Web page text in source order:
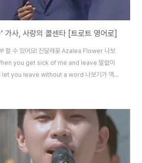
가사, 사랑의 콜센타 [트로트 영어로]
부 할 수 있어요! 진달래꽃 Azalea Flower 나보
you get sick of me and leave 말없이
let you leave without a word 나보기가 역겨
get sick of me and leave 죽어도 아니 눈물
닌지 / Are you not yourself anymore 그댈
lived for you 그녀 뒤에 가려는지 / Hidden